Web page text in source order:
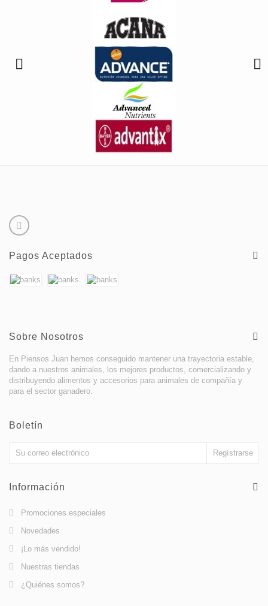
Pagos Aceptados
Sobre Nosotros
En Piensos Juan hemos conseguido mantener una trayectoria estable,
dando a nuestros animales, los mejores productos, comercializando y
distribuyendo alimentos y accesorios para animales de compañía y
para el sector ganadero.
Boletín
Información
Promociones especiales
Novedades
¡Lo más vendido!
Nuestras tiendas
¿Quiénes somos?